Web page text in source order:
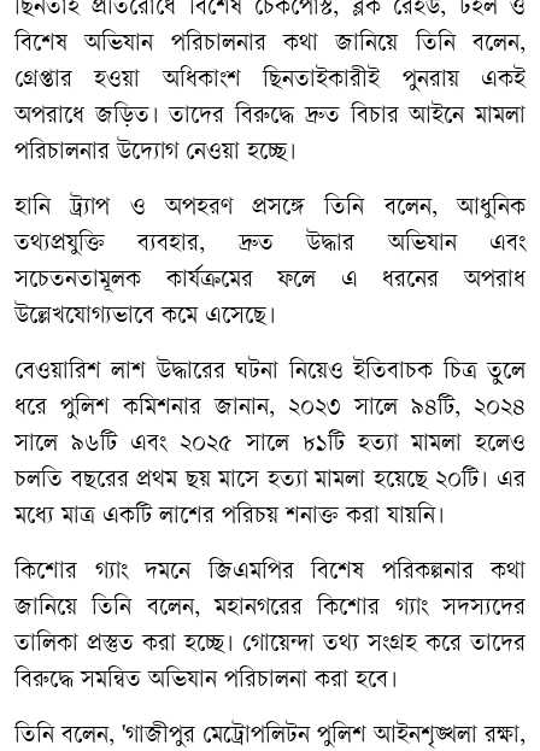
ছিনতাই প্রতিরোধে বিশেষ চেকপোস্ট, ব্লক রেইড, টহল ও
বিশেষ অভিযান পরিচালনার কথা জানিয়ে তিনি বলেন,
গ্রেপ্তার হওয়া অধিকাংশ ছিনতাইকারীই পুনরায় একই
অপরাধে জড়িত। তাদের বিরুদ্ধে দ্রুত বিচার আইনে মামলা
পরিচালনার উদ্যোগ নেওয়া হচ্ছে।
হানি ট্র্যাপ ও অপহরণ প্রসঙ্গে তিনি বলেন, আধুনিক
তথ্যপ্রযুক্তি ব্যবহার, দ্রুত উদ্ধার অভিযান এবং
সচেতনতামূলক কার্যক্রমের ফলে এ ধরনের অপরাধ
উল্লেখযোগ্যভাবে কমে এসেছে।
বেওয়ারিশ লাশ উদ্ধারের ঘটনা নিয়েও ইতিবাচক চিত্র তুলে
ধরে পুলিশ কমিশনার জানান, ২০২৩ সালে ৯৪টি, ২০২৪
সালে ৯৬টি এবং ২০২৫ সালে ৮১টি হত্যা মামলা হলেও
চলতি বছরের প্রথম ছয় মাসে হত্যা মামলা হয়েছে ২০টি। এর
মধ্যে মাত্র একটি লাশের পরিচয় শনাক্ত করা যায়নি।
কিশোর গ্যাং দমনে জিএমপির বিশেষ পরিকল্পনার কথা
জানিয়ে তিনি বলেন, মহানগরের কিশোর গ্যাং সদস্যদের
তালিকা প্রস্তুত করা হচ্ছে। গোয়েন্দা তথ্য সংগ্রহ করে তাদের
বিরুদ্ধে সমন্বিত অভিযান পরিচালনা করা হবে।
তিনি বলেন, 'গাজীপুর মেট্রোপলিটন পুলিশ আইনশৃঙ্খলা রক্ষা,